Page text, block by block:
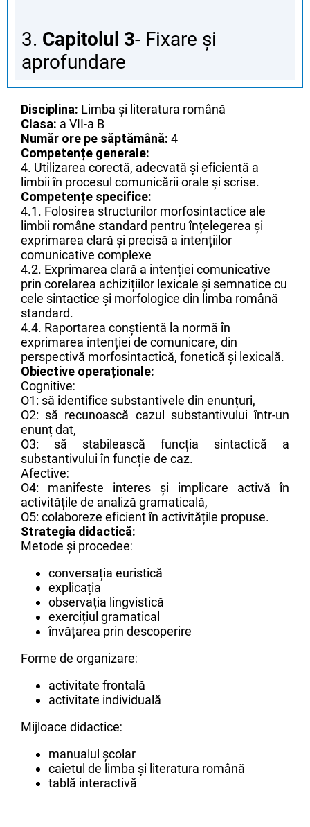
3. Capitolul 3- Fixare și
aprofundare
Disciplina: Limba și literatura română
Clasa: a VII-a B
Număr ore pe săptămână: 4
Competențe generale:
4. Utilizarea corectă, adecvată și eficientă a
limbii în procesul comunicării orale și scrise.
Competențe specifice:
4.1. Folosirea structurilor morfosintactice ale
limbii române standard pentru înțelegerea și
exprimarea clară și precisă a intențiilor
comunicative complexe
4.2. Exprimarea clară a intenției comunicative
prin corelarea achizițiilor lexicale și semnatice cu
cele sintactice și morfologice din limba română
standard.
4.4. Raportarea conștientă la normă în
exprimarea intenției de comunicare, din
perspectivă morfosintactică, fonetică și lexicală.
Obiective operaționale:
Cognitive:
O1: să identifice substantivele din enunțuri,
O2: să recunoască cazul substantivului într-un
enunț dat,
O3: să stabilească funcția sintactică a
substantivului în funcție de caz.
Afective:
O4: manifeste interes și implicare activă în
activitățile de analiză gramaticală,
O5: colaboreze eficient în activitățile propuse.
Strategia didactică:
Metode și procedee:
conversația euristică
explicația
observația lingvistică
exercițiul gramatical
învățarea prin descoperire
Forme de organizare:
activitate frontală
activitate individuală
Mijloace didactice:
manualul școlar
caietul de limba și literatura română
tablă interactivă